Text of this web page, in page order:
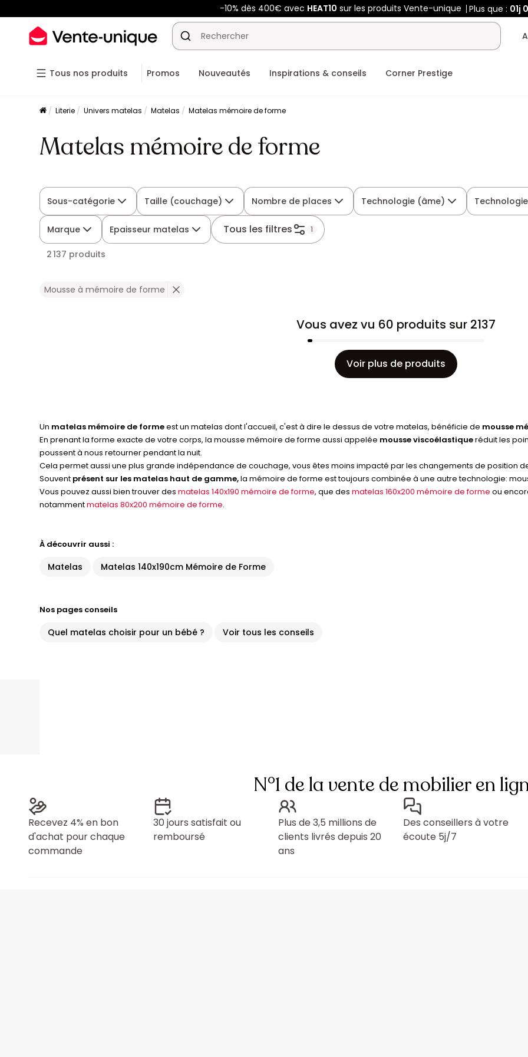
-10% dès 400€ avec HEAT10 sur les produits Vente-unique Plus que : 01j
Tous nos produits Promos Nouveautés Inspirations & conseils Corner Prestige
Literie Univers matelas Matelas Matelas mémoire de forme
Matelas mémoire de forme
Sous-catégorie Taille (couchage) Nombre de places Technologie (âme)
Marque Epaisseur matelas Tous les filtres 1
2 137 produits
Mousse à mémoire de forme
Vous avez vu 60 produits sur 2137
Voir plus de produits
Un matelas mémoire de formeest un matelas dont l'accueil, c'est à dire le dessus de votre matelas, bénéficie de mousse
En prenant la forme exacte de votre corps, la mousse mémoire de forme aussi appelée mousse viscoélastiqueréduit les
poussent à nous retourner pendant la nuit.
Cela permet aussi une plus grande indépendance de couchage, vous êtes moins impacté par les changements de position
Souvent présent sur les matelas haut de gamme,la mémoire de forme est toujours combinée à une autre technologie:
Vous pouvez aussi bien trouver desmatelas 140x190 mémoire de forme, que desmatelas 160x200 mémoire de forme ou
notammentmatelas 80x200 mémoire de forme.
À découvrir aussi :
Matelas Matelas 140x190cm Mémoire de Forme
Nos pages conseils
Quel matelas choisir pour un bébé ? Voir tous les conseils
N°1 de la vente de mobilier en
Recevez 4% en bon
d'achat pour chaque
commande
30 jours satisfait ou
remboursé
Plus de 3,5 millions de
clients livrés depuis 20
ans
Des conseillers à votre
écoute 5j/7